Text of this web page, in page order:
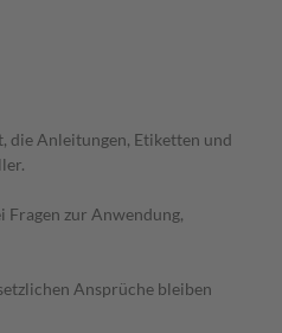
die Anleitungen, Etiketten und
zur Anwendung,
Ansprüche bleiben